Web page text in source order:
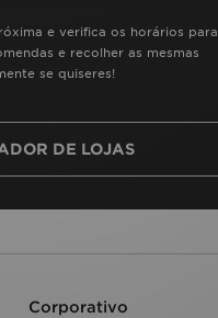
e verifica os horários para
e recolher as mesmas
se quiseres!
DE LOJAS
Corporativo